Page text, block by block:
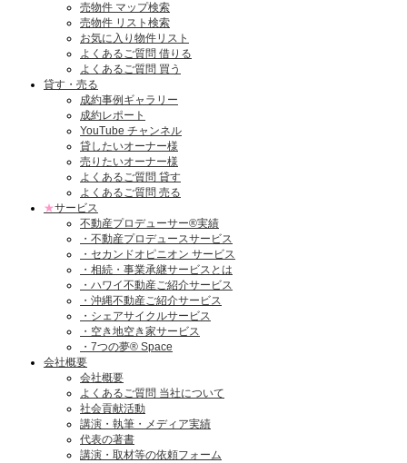
売物件 マップ検索
売物件 リスト検索
お気に入り物件リスト
よくあるご質問 借りる
よくあるご質問 買う
貸す・売る
成約事例ギャラリー
成約レポート
YouTube チャンネル
貸したいオーナー様
売りたいオーナー様
よくあるご質問 貸す
よくあるご質問 売る
★サービス
不動産プロデューサー®実績
・不動産プロデュースサービス
・セカンドオピニオン サービス
・相続・事業承継サービスとは
・ハワイ不動産ご紹介サービス
・沖縄不動産ご紹介サービス
・シェアサイクルサービス
・空き地空き家サービス
・7つの夢® Space
会社概要
会社概要
よくあるご質問 当社について
社会貢献活動
講演・執筆・メディア実績
代表の著書
講演・取材等の依頼フォーム